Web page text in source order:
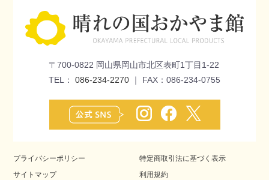
〒700-0822 岡山県岡山市北区表町1丁目1-22
TEL： 086-234-2270 ｜ FAX：086-234-0755
プライバシーポリシー
特定商取引法に基づく表示
サイトマップ
利用規約